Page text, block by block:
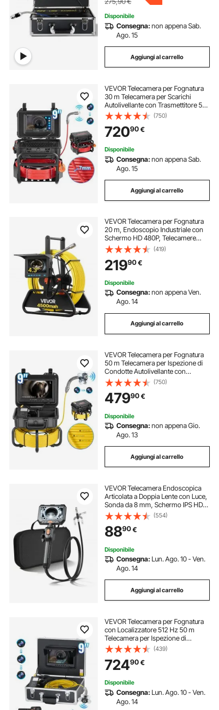
Disponibile
Consegna:non appena Sab.
Ago. 15
Aggiungi al carrello
VEVOR Telecamera per Fognatura
30 m Telecamera per Scarichi
Autolivellante con Trasmettitore 512
Hz Contatore di Distanza, Schermo
da 228,6 mm Telecamera Idraulica
HD 1080P a Serpente con Luce-12
LED
(750)
72090€
Disponibile
Consegna:non appena Sab.
Ago. 15
Aggiungi al carrello
VEVOR Telecamera per Fognatura
20 m, Endoscopio Industriale con
Schermo HD 480P, Telecamere
Idrauliche a Serpente Impermeabili
IP68 con 6 LED e Scheda da 16 GB
per Tubi di Condotta Fognaria
(419)
21990€
Disponibile
Consegna:non appena Ven.
Ago. 14
Aggiungi al carrello
VEVOR Telecamera per Fognatura
50 m Telecamera per Ispezione di
Condotte Autolivellante con
Schermo 1080P 228,6 mm Zoom
36X, Telecamera Idraulica
Impermeabile IP68 con Luci-12 LED,
Scheda da 32 GB
(750)
47990€
Disponibile
Consegna:non appena Gio.
Ago. 13
Aggiungi al carrello
VEVOR Telecamera Endoscopica
Articolata a Doppia Lente con Luce,
Sonda da 8 mm, Schermo IPS HD
da 5'', Funzione Schermo Diviso,
Zoom 8x, Cavo Impermeabile IP67
da 1,5 m, per Ispezione Auto e
Idraulica
(554)
8890€
Disponibile
Consegna: Lun. Ago. 10 - Ven.
Ago. 14
Aggiungi al carrello
VEVOR Telecamera per Fognatura
con Localizzatore 512 Hz 50 m
Telecamera per Ispezione di
Scarichi da 228,6 mm con
Autolivellamento, Zoom 36X,
Telecamera Idraulica con Luci-12
LED, Scheda da 32 GB
(439)
72490€
Disponibile
Consegna: Lun. Ago. 10 - Ven.
Ago. 14